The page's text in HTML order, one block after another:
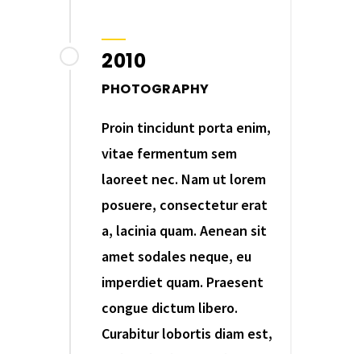
2010
PHOTOGRAPHY
Proin tincidunt porta enim,
vitae fermentum sem
laoreet nec. Nam ut lorem
posuere, consectetur erat
a, lacinia quam. Aenean sit
amet sodales neque, eu
imperdiet quam. Praesent
congue dictum libero.
Curabitur lobortis diam est,